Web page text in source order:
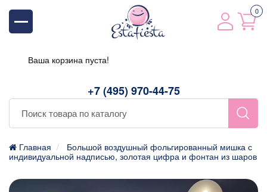
+7 (495) 970-44-75
0
Ваша корзина пуста!
Главная
Большой воздушный фольгированный мишка с
индивидуальной надписью, золотая цифра и фонтан из шаров